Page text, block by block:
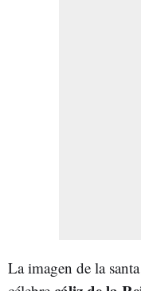
La imagen de la